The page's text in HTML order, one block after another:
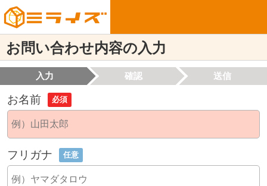
お問い合わせ内容の入力
入力 確認 送信
お名前 必須
フリガナ 任意